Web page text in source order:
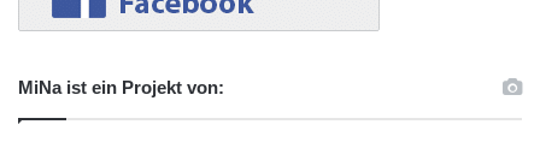
MiNa ist ein Projekt von: